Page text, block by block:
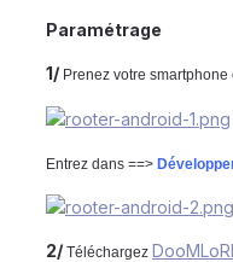
Paramétrage
1/ Prenez votre
Entrez dans ==>
2/ Téléchargez